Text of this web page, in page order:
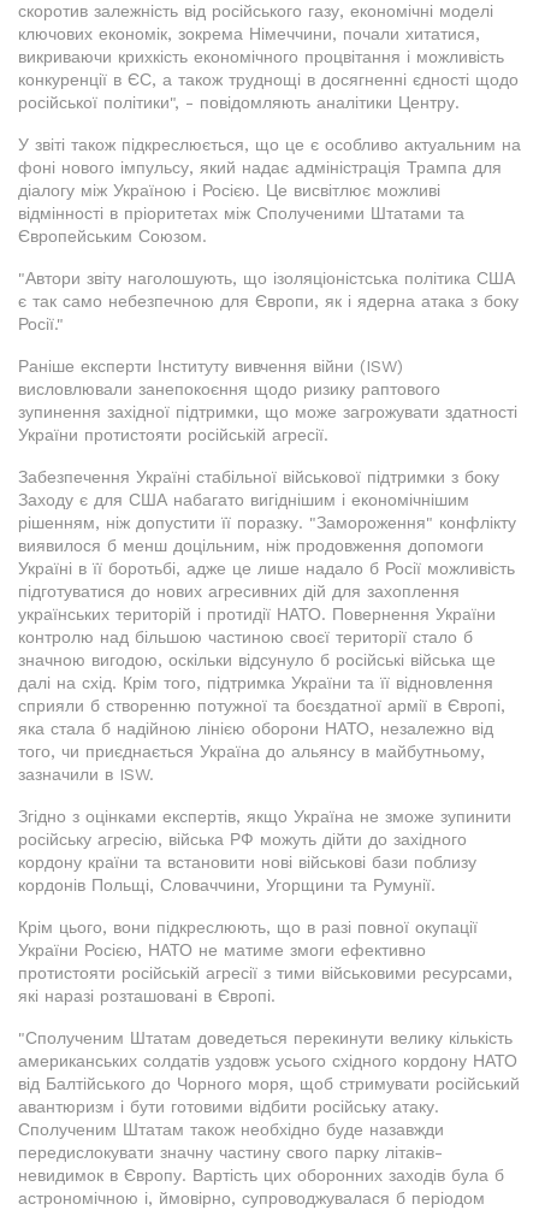
скоротив залежність від російського газу, економічні моделі
ключових економік, зокрема Німеччини, почали хитатися,
викриваючи крихкість економічного процвітання і можливість
конкуренції в ЄС, а також труднощі в досягненні єдності щодо
російської політики", - повідомляють аналітики Центру.
У звіті також підкреслюється, що це є особливо актуальним на
фоні нового імпульсу, який надає адміністрація Трампа для
діалогу між Україною і Росією. Це висвітлює можливі
відмінності в пріоритетах між Сполученими Штатами та
Європейським Союзом.
"Автори звіту наголошують, що ізоляціоністська політика США
є так само небезпечною для Європи, як і ядерна атака з боку
Росії."
Раніше експерти Інституту вивчення війни (ISW)
висловлювали занепокоєння щодо ризику раптового
зупинення західної підтримки, що може загрожувати здатності
України протистояти російській агресії.
Забезпечення Україні стабільної військової підтримки з боку
Заходу є для США набагато вигіднішим і економічнішим
рішенням, ніж допустити її поразку. "Замороження" конфлікту
виявилося б менш доцільним, ніж продовження допомоги
Україні в її боротьбі, адже це лише надало б Росії можливість
підготуватися до нових агресивних дій для захоплення
українських територій і протидії НАТО. Повернення України
контролю над більшою частиною своєї території стало б
значною вигодою, оскільки відсунуло б російські війська ще
далі на схід. Крім того, підтримка України та її відновлення
сприяли б створенню потужної та боєздатної армії в Європі,
яка стала б надійною лінією оборони НАТО, незалежно від
того, чи приєднається Україна до альянсу в майбутньому,
зазначили в ISW.
Згідно з оцінками експертів, якщо Україна не зможе зупинити
російську агресію, війська РФ можуть дійти до західного
кордону країни та встановити нові військові бази поблизу
кордонів Польщі, Словаччини, Угорщини та Румунії.
Крім цього, вони підкреслюють, що в разі повної окупації
України Росією, НАТО не матиме змоги ефективно
протистояти російській агресії з тими військовими ресурсами,
які наразі розташовані в Європі.
"Сполученим Штатам доведеться перекинути велику кількість
американських солдатів уздовж усього східного кордону НАТО
від Балтійського до Чорного моря, щоб стримувати російський
авантюризм і бути готовими відбити російську атаку.
Сполученим Штатам також необхідно буде назавжди
передислокувати значну частину свого парку літаків-
невидимок в Європу. Вартість цих оборонних заходів була б
астрономічною і, ймовірно, супроводжувалася б періодом